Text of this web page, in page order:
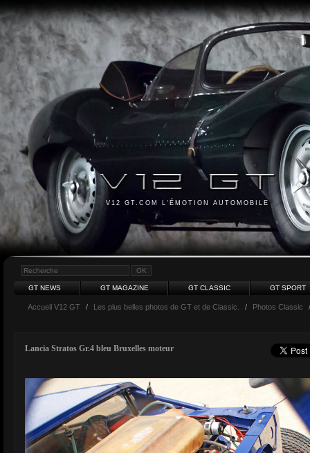
V12 GT.COM L'ÉMOTION AUTOMOBILE
GT NEWS GT MAGAZINE GT CLASSIC GT SPORT
Accueil V12 GT / Les plus belles photos de GT et de Classic. / Photos Classic
Lancia Stratos Gr.4 bleu Bruxelles moteur